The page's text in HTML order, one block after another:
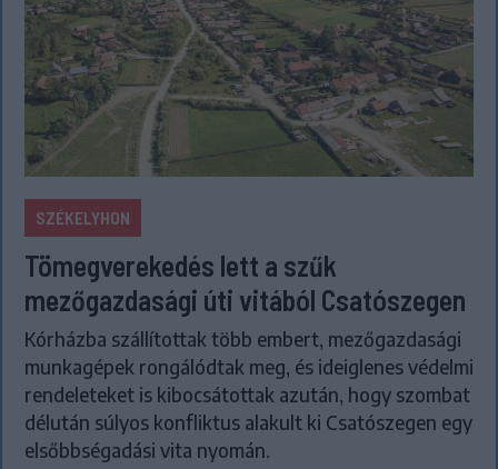
SZÉKELYHON
Tömegverekedés lett a szűk
mezőgazdasági úti vitából Csatószegen
Kórházba szállítottak több embert, mezőgazdasági
munkagépek rongálódtak meg, és ideiglenes védelmi
rendeleteket is kibocsátottak azután, hogy szombat
délután súlyos konfliktus alakult ki Csatószegen egy
elsőbbségadási vita nyomán.